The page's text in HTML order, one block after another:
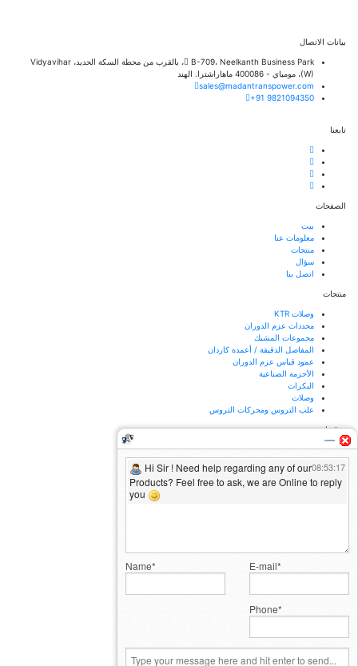
بيانات الاتصال
B-709، Neelkanth Business Park، بالقرب من محطة السكة الحديد، Vidyavihar
(W)، مومباي - 400086 ماهاراشترا. الهند
sales@madantranspower.com
+91 9821094350
تابعنا
الصفحات
بيت
معلومات عنا
منتجات
سؤال
اتصل بنا
منتجات
وصلات KTR
محددات عزم الدوران
مجموعات المشبك
المفاصل الدقيقة / أعمدة كاردان
عمود قياس عزم الدوران
الأحزمة الصناعية
البكرات
وصلات
علب التروس ومحركات التروس
موقعنا